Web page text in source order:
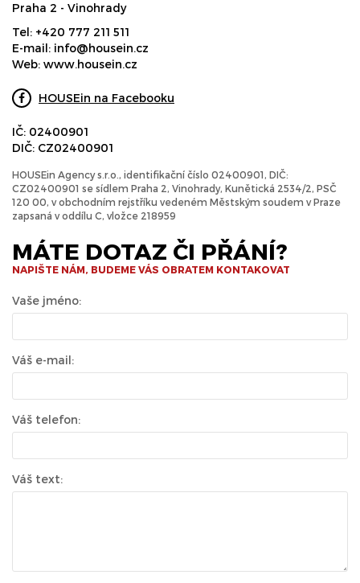
Praha 2 - Vinohrady
Tel: +420 777 211 511
E-mail: info@housein.cz
Web: www.housein.cz
HOUSEin na Facebooku
IČ: 02400901
DIČ: CZ02400901
HOUSEin Agency s.r.o., identifikační číslo 02400901, DIČ:
CZ02400901 se sídlem Praha 2, Vinohrady, Kunětická 2534/2, PSČ
120 00, v obchodním rejstříku vedeném Městským soudem v Praze
zapsaná v oddílu C, vložce 218959
MÁTE DOTAZ ČI PŘÁNÍ?
NAPIŠTE NÁM, BUDEME VÁS OBRATEM KONTAKOVAT
Vaše jméno:
Váš e-mail:
Váš telefon:
Váš text: